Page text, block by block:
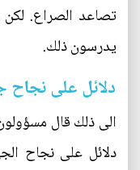
تصاعد الصراع. لكن
يدرسون ذلك.
دلائل على
الى ذلك قال
دلائل على نجاح